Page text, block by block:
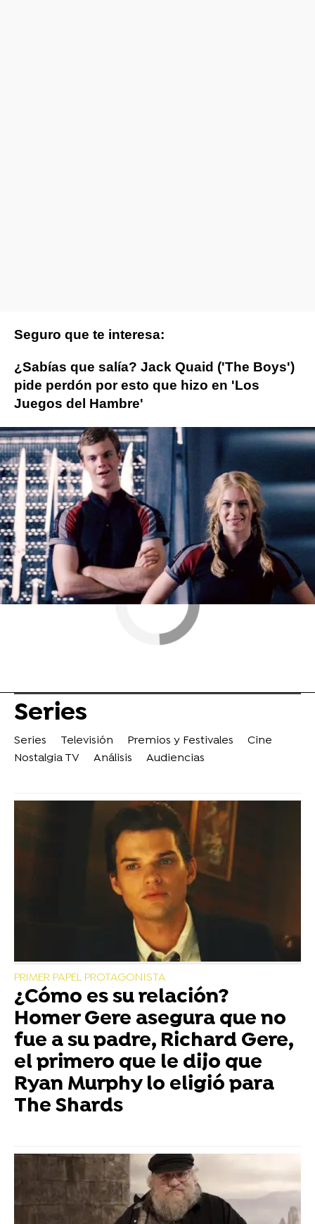
Seguro que te interesa:
¿Sabías que salía? Jack Quaid ('The Boys')
pide perdón por esto que hizo en 'Los
Juegos del Hambre'
The Boys
ObjetivoTV » Series
Series
Series Televisión Premios y Festivales
Cine
Nostalgia TV
Análisis Audiencias
PRIMER PAPEL PROTAGONISTA
¿Cómo es su relación?
Homer Gere asegura que no
fue a su padre, Richard Gere,
el primero que le dijo que
Ryan Murphy lo eligió para
The Shards